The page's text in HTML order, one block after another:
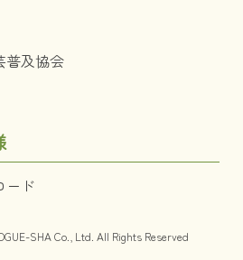
普及協会
ード
SHA Co., Ltd. All Rights Reserved